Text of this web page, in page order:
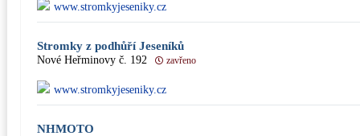
www.stromkyjeseniky.cz
Stromky z podhůří Jeseníků
Nové Heřminovy č. 192 zavřeno
www.stromkyjeseniky.cz
NHMOTO